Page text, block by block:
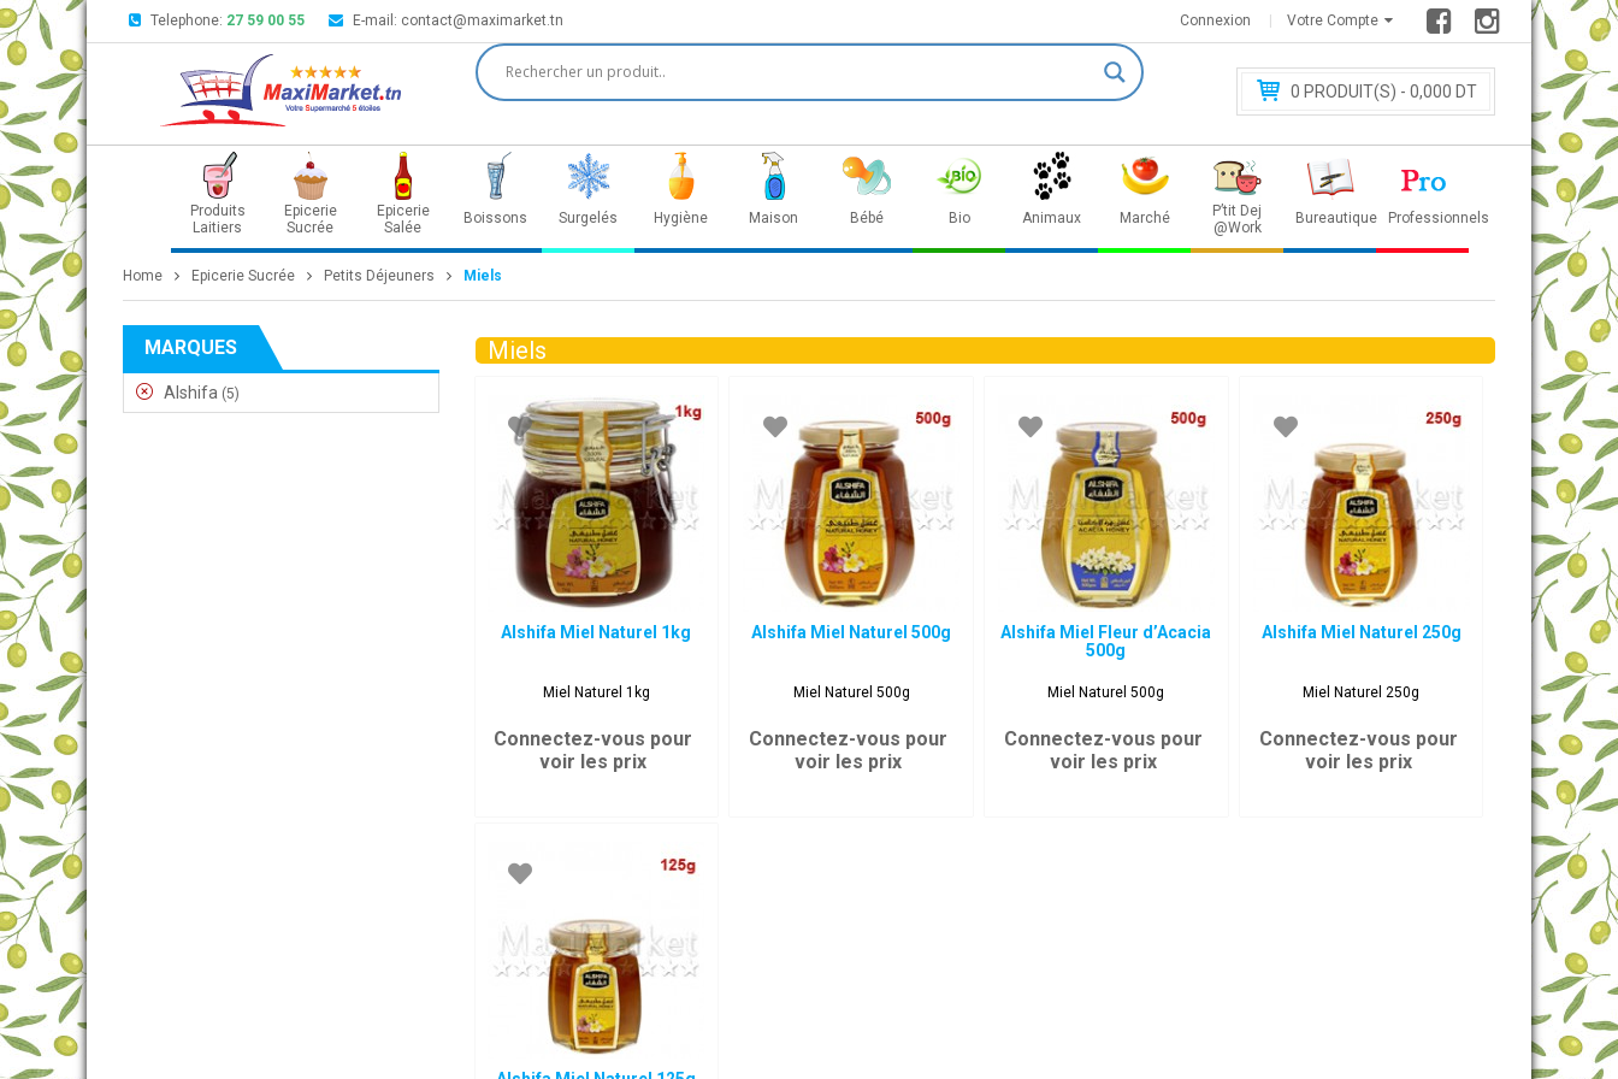
Telephone: 27 59 00 55 E-mail: contact@maximarket.tn Votre Compte
Connexion
0 PRODUIT(S) - 0,000 DT
Produits
Laitiers
Epicerie
Sucrée
Epicerie
Salée
Boissons Surgelés Hygiène Maison Bébé Bio Animaux Marché
P’tit Dej
@Work
Bureautique Professionnels
Home Epicerie Sucrée Petits Déjeuners Miels
MARQUES
Alshifa (5)
Miels
Alshifa Miel Naturel 1kg
Miel Naturel 1kg
Connectez-vous pour
voir les prix
Alshifa Miel Naturel 500g
Miel Naturel 500g
Connectez-vous pour
voir les prix
Alshifa Miel Fleur d’Acacia
500g
Miel Naturel 500g
Connectez-vous pour
voir les prix
Alshifa Miel Naturel 250g
Miel Naturel 250g
Connectez-vous pour
voir les prix